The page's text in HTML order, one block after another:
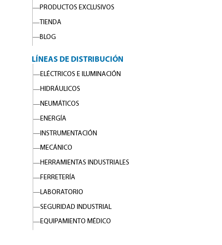
PRODUCTOS EXCLUSIVOS
TIENDA
BLOG
LÍNEAS DE DISTRIBUCIÓN
ELÉCTRICOS E ILUMINACIÓN
HIDRÁULICOS
NEUMÁTICOS
ENERGÍA
INSTRUMENTACIÓN
MECÁNICO
HERRAMIENTAS INDUSTRIALES
FERRETERÍA
LABORATORIO
SEGURIDAD INDUSTRIAL
EQUIPAMIENTO MÉDICO